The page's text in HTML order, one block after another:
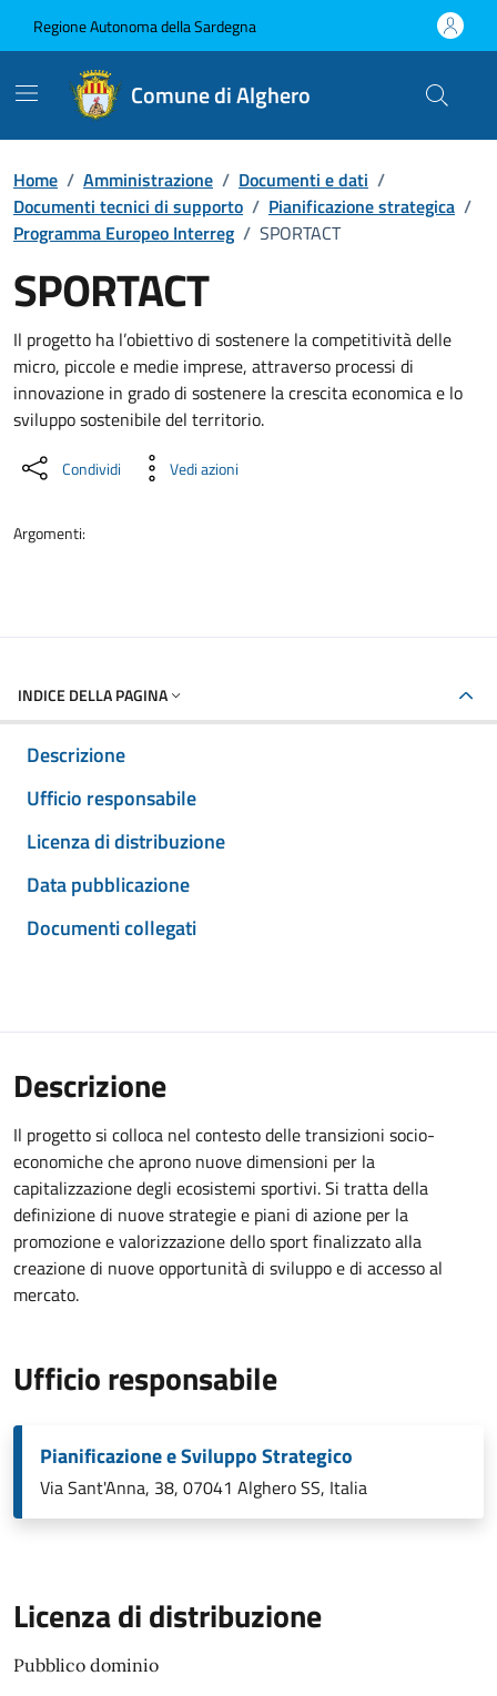
Regione Autonoma della Sardegna
Comune di Alghero
Home / Amministrazione / Documenti e dati /
Documenti tecnici di supporto / Pianificazione strategica /
Programma Europeo Interreg / SPORTACT
SPORTACT
Dettaglio del documento
Il progetto ha l’obiettivo di sostenere la competitività delle
micro, piccole e medie imprese, attraverso processi di
innovazione in grado di sostenere la crescita economica e lo
sviluppo sostenibile del territorio.
Condividi Vedi azioni
Argomenti:
INDICE DELLA PAGINA
Descrizione
Ufficio responsabile
Licenza di distribuzione
Data pubblicazione
Documenti collegati
Descrizione
Il progetto si colloca nel contesto delle transizioni socio-
economiche che aprono nuove dimensioni per la
capitalizzazione degli ecosistemi sportivi. Si tratta della
definizione di nuove strategie e piani di azione per la
promozione e valorizzazione dello sport finalizzato alla
creazione di nuove opportunità di sviluppo e di accesso al
mercato.
Ufficio responsabile
Pianificazione e Sviluppo Strategico
Via Sant'Anna, 38, 07041 Alghero SS, Italia
Licenza di distribuzione
Pubblico dominio